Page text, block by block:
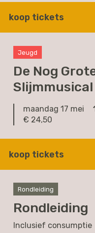
koop tickets
De Nog
Slijmmusical
Jeugd
maandag 17 mei
€ 24,50
koop tickets
Rondleiding
Inclusief consumptie
Rondleiding